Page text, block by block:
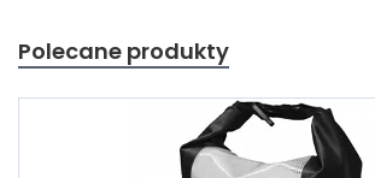
Polecane produkty